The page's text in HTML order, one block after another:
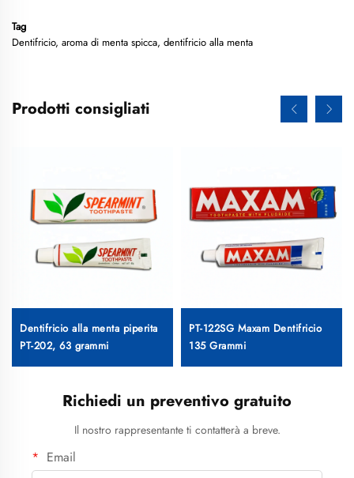
Tag
Dentifricio, aroma di menta spicca, dentifricio alla menta
Prodotti consigliati
Dentifricio alla menta piperita
PT-202, 63 grammi
PT-122SG Maxam Dentifricio
135 Grammi
Richiedi un preventivo gratuito
Il nostro rappresentante ti contatterà a breve.
Email